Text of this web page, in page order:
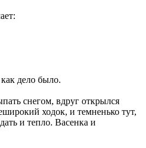
как дело было.
снегом, вдруг открылся
ходок, и темненько тут,
и тепло. Васенка и